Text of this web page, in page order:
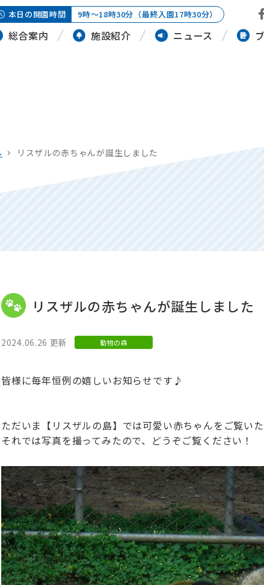
本日の開園時間 9時～18時30分（最終入園17時30分）
総合案内 施設紹介 ニュース
リスザルの赤ちゃんが誕生しました
リスザルの赤ちゃんが誕生しました
2024.06.26 更新 動物の森
皆様に毎年恒例の嬉しいお知らせです♪
ただいま【リスザルの島】では可愛い赤ちゃんをご覧い
それでは写真を撮ってみたので、どうぞご覧ください！